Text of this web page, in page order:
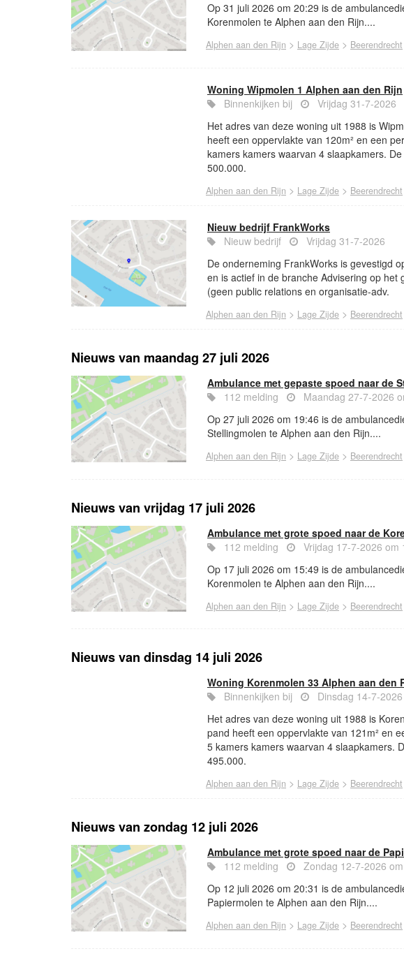
Op 31 juli 2026 om 20:29 is de
Korenmolen te Alphen aan den Rijn....
Alphen aan den Rijn > Lage Zijde > Beerendrecht
Woning Wipmolen 1 Alphen aan den Rijn
Binnenkijken bij
Vrijdag 31-7-2026
Het adres van deze woning uit 1988 is
heeft een oppervlakte van 120m² en een
kamers kamers waarvan 4 slaapkamers.
500.000.
Alphen aan den Rijn > Lage Zijde > Beerendrecht
Nieuw bedrijf FrankWorks
Nieuw bedrijf
Vrijdag 31-7-2026
De onderneming FrankWorks is gevestigd
en is actief in de branche Advisering op
(geen public relations en organisatie-adv.
Alphen aan den Rijn > Lage Zijde > Beerendrecht
Nieuws van maandag 27 juli 2026
Ambulance met gepaste spoed naar de
112 melding
Maandag 27-7-2026
Op 27 juli 2026 om 19:46 is de
Stellingmolen te Alphen aan den Rijn....
Alphen aan den Rijn > Lage Zijde > Beerendrecht
Nieuws van vrijdag 17 juli 2026
Ambulance met grote spoed naar de
112 melding
Vrijdag 17-7-2026 om
Op 17 juli 2026 om 15:49 is de
Korenmolen te Alphen aan den Rijn....
Alphen aan den Rijn > Lage Zijde > Beerendrecht
Nieuws van dinsdag 14 juli 2026
Woning Korenmolen 33 Alphen aan den
Binnenkijken bij
Dinsdag 14-7-2026
Het adres van deze woning uit 1988 is
pand heeft een oppervlakte van 121m² en
5 kamers kamers waarvan 4 slaapkamers.
495.000.
Alphen aan den Rijn > Lage Zijde > Beerendrecht
Nieuws van zondag 12 juli 2026
Ambulance met grote spoed naar de
112 melding
Zondag 12-7-2026
Op 12 juli 2026 om 20:31 is de
Papiermolen te Alphen aan den Rijn....
Alphen aan den Rijn > Lage Zijde > Beerendrecht